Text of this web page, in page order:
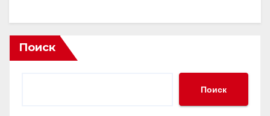
at
s
A
er e
n
р
ть
Поиск
Поиск